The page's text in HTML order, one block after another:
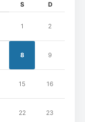
S D
1 2
8 9
15 16
22 23